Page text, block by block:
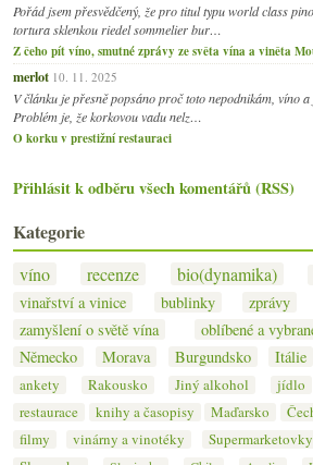
Pořád jsem přesvědčený, že pro titul typu world class
tortura sklenkou riedel sommelier bur…
Z čeho pít víno, smutné zprávy ze světa vína a viněta
merlot 10. 11. 2025
V článku je přesně popsáno proč toto nepodnikám, víno
Problém je, že korkovou vadu nelz…
O korku v prestižní restauraci
Přihlásit k odběru všech komentářů (RSS)
Kategorie
víno recenze bio(dynamika)
vinařství a vinice
bublinky zprávy
zamyšlení o světě vína
oblíbené a
Německo
Morava Burgundsko Itálie
ankety
Rakousko Jiný alkohol jídlo
restaurace
knihy a časopisy Maďarsko
filmy
vinárny a vinotéky Supermarketovky